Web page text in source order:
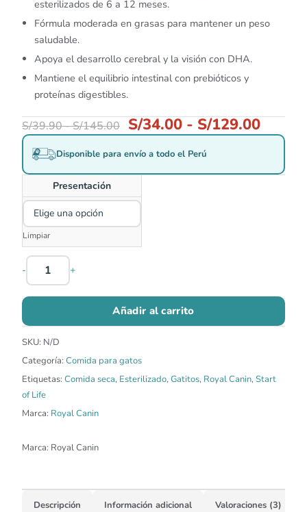
esterilizados de 6 a 12 meses.
Fórmula moderada en grasas para mantener un peso
saludable.
Apoya el desarrollo cerebral y la visión con DHA.
Mantiene el equilibrio intestinal con prebióticos y
proteínas digestibles.
S/39.90-S/145.00 S/34.00 - S/129.00
Disponible para envío a todo el Perú
Presentación
Limpiar
- +
Añadir al carrito
SKU: N/D
Categoría: Comida para gatos
Etiquetas: Comida seca, Esterilizado,Gatitos, Royal Canin,Start
of Life
Marca: Royal Canin
Marca: Royal Canin
Descripción Información adicional Valoraciones (3)